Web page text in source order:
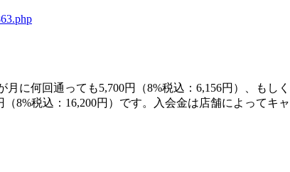
に何回通っても5,700円（8%税込：6,156円）、もし
8%税込：16,200円）です。入会金は店舗によって